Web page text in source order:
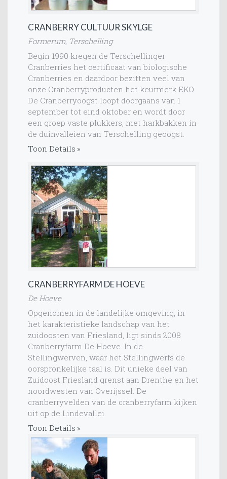
CRANBERRY CULTUUR SKYLGE
Formerum, Terschelling
Begin 1990 kregen de Terschellinger
Cranberries het certificaat van biologische
Cranberries en daardoor bezitten veel van
onze Cranberryproducten het keurmerk EKO.
De Cranberryoogst loopt doorgaans van 1
september tot eind oktober en wordt door
een groep vaste plukkers, met harkbakken in
de duinvalleien van Terschelling geoogst.
Toon Details
CRANBERRYFARM DE HOEVE
De Hoeve
Opgenomen in de landelijke omgeving, in
het karakteristieke landschap van het
zuidoosten van Friesland, ligt sinds 2008
Cranberryfarm De Hoeve. In de
Stellingwerven, waar het Stellingwerfs de
oorspronkelijke taal is. Dit unieke deel van
Zuidoost Friesland grenst aan Drenthe en het
noordwesten van Overijssel. De
cranberryvelden van de cranberryfarm kijken
uit op de Lindevallei.
Toon Details